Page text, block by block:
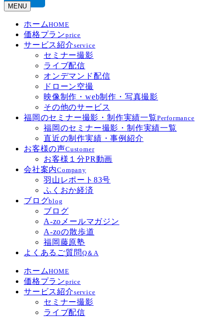
MENU
ホームHOME
価格プランprice
サービス紹介service
セミナー撮影
ライブ配信
オンデマンド配信
ドローン空撮
映像制作・web制作・写真撮影
その他のサービス
福岡のセミナー撮影・制作実績一覧Performance
福岡のセミナー撮影・制作実績一覧
直近の制作実績・事例紹介
お客様の声Customer
お客様１分PR動画
会社案内Company
羽山レポート83号
ふくおか経済
ブログblog
ブログ
A-zoメールマガジン
A-zoの散歩道
福岡藤原塾
よくあるご質問 Q＆A
ホームHOME
価格プランprice
サービス紹介service
セミナー撮影
ライブ配信